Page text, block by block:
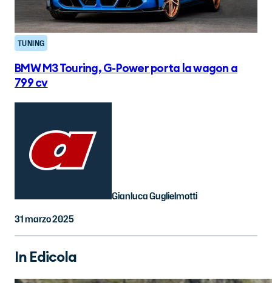
TUNING
BMW M3 Touring, G-Power porta la wagon a
799 cv
Gianluca Guglielmotti
31 marzo 2025
In Edicola